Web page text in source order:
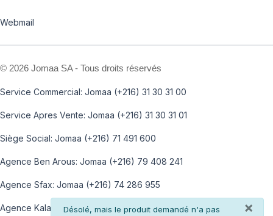
×
info
Désolé, mais le produit demandé n'a pas
Webmail
© 2026 Jomaa SA - Tous droits réservés
Service Commercial: Jomaa (+216) 31 30 31 00
Service Apres Vente: Jomaa (+216) 31 30 31 01
Siège Social: Jomaa (+216) 71 491 600
Agence Ben Arous: Jomaa (+216) 79 408 241
Agence Sfax: Jomaa (+216) 74 286 955
Agence Kalaa: Jomaa (+216) 73 812 100